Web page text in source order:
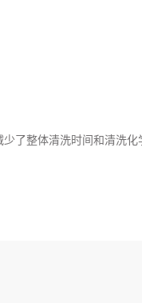
了整体清洗时间和清洗化